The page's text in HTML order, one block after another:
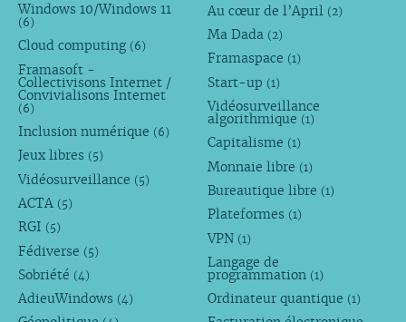
Windows 10/Windows 11
(6)
Cloud computing (6)
Framasoft -
Collectivisons Internet /
Convivialisons Internet
(6)
Inclusion numérique (6)
Jeux libres (5)
Vidéosurveillance (5)
ACTA (5)
RGI (5)
Fédiverse (5)
Sobriété (4)
AdieuWindows (4)
Au cœur de l’April (2)
Ma Dada (2)
Framaspace (1)
Start-up (1)
Vidéosurveillance
algorithmique (1)
Capitalisme (1)
Monnaie libre (1)
Bureautique libre (1)
Plateformes (1)
VPN (1)
Langage de
programmation (1)
Ordinateur quantique (1)